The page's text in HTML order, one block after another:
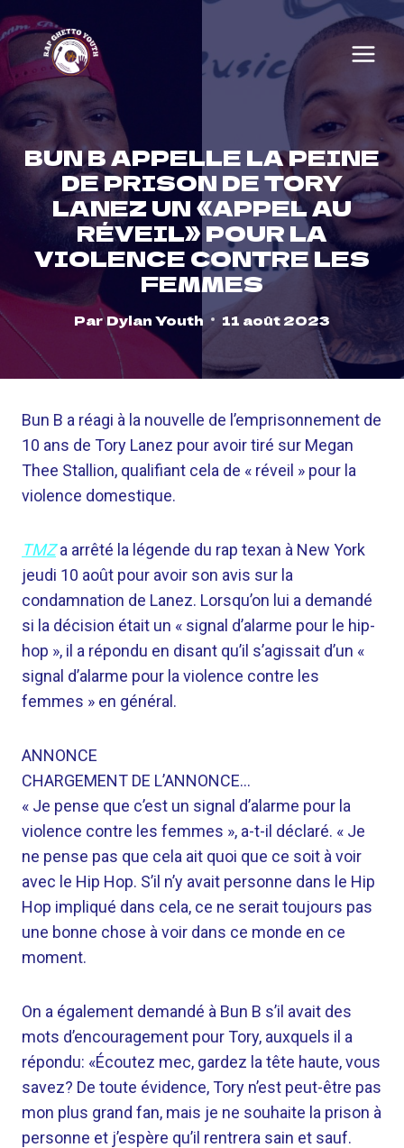
Skip
to
content
BUN B APPELLE LA PEINE
DE PRISON DE TORY
LANEZ UN «APPEL AU
RÉVEIL» POUR LA
VIOLENCE CONTRE LES
FEMMES
ParDylan Youth 11 août 2023
Bun B a réagi à la nouvelle de l’emprisonnement de
10 ans de Tory Lanez pour avoir tiré sur Megan
Thee Stallion, qualifiant cela de « réveil » pour la
violence domestique.
TMZa arrêté la légende du rap texan à New York
jeudi 10 août pour avoir son avis sur la
condamnation de Lanez. Lorsqu’on lui a demandé
si la décision était un « signal d’alarme pour le hip-
hop », il a répondu en disant qu’il s’agissait d’un «
signal d’alarme pour la violence contre les
femmes » en général.
ANNONCE
CHARGEMENT DE L’ANNONCE…
« Je pense que c’est un signal d’alarme pour la
violence contre les femmes », a-t-il déclaré. « Je
ne pense pas que cela ait quoi que ce soit à voir
avec le Hip Hop. S’il n’y avait personne dans le Hip
Hop impliqué dans cela, ce ne serait toujours pas
une bonne chose à voir dans ce monde en ce
moment.
On a également demandé à Bun B s’il avait des
mots d’encouragement pour Tory, auxquels il a
répondu: «Écoutez mec, gardez la tête haute, vous
savez? De toute évidence, Tory n’est peut-être pas
mon plus grand fan, mais je ne souhaite la prison à
personne et j’espère qu’il rentrera sain et sauf.